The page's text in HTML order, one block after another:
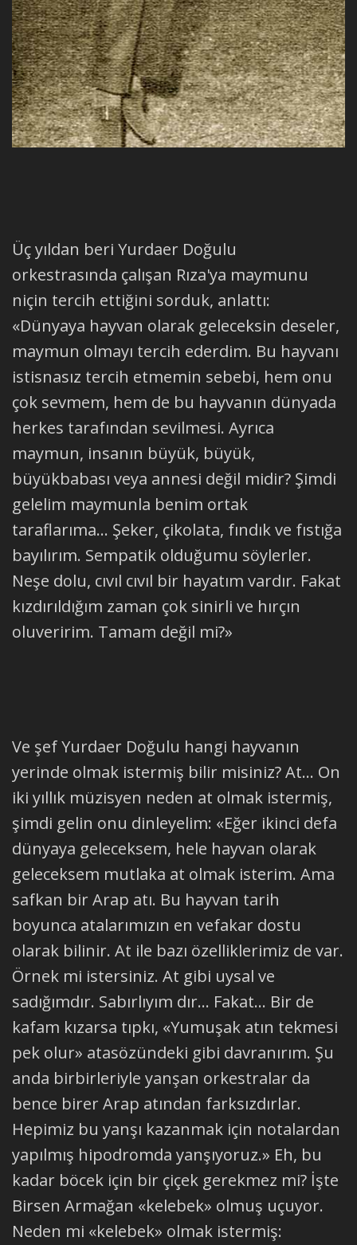
Üç yıldan beri Yurdaer Doğulu
orkestrasında çalışan Rıza'ya maymunu
niçin tercih ettiğini sorduk, anlattı:
«Dünyaya hayvan olarak geleceksin deseler,
maymun olmayı tercih ederdim. Bu hayvanı
istisnasız tercih etmemin sebebi, hem onu
çok sevmem, hem de bu hayvanın dünyada
herkes tarafından sevilmesi. Ayrıca
maymun, insanın büyük, büyük,
büyükbabası veya annesi değil midir? Şimdi
gelelim maymunla benim ortak
taraflarıma... Şeker, çikolata, fındık ve fıstığa
bayılırım. Sempatik olduğumu söylerler.
Neşe dolu, cıvıl cıvıl bir hayatım vardır. Fakat
kızdırıldığım zaman çok sinirli ve hırçın
oluveririm. Tamam değil mi?»
Ve şef Yurdaer Doğulu hangi hayvanın
yerinde olmak istermiş bilir misiniz? At... On
iki yıllık müzisyen neden at olmak istermiş,
şimdi gelin onu dinleyelim: «Eğer ikinci defa
dünyaya geleceksem, hele hayvan olarak
geleceksem mutlaka at olmak isterim. Ama
safkan bir Arap atı. Bu hayvan tarih
boyunca atalarımızın en vefakar dostu
olarak bilinir. At ile bazı özelliklerimiz de var.
Örnek mi istersiniz. At gibi uysal ve
sadığımdır. Sabırlıyım dır... Fakat... Bir de
kafam kızarsa tıpkı, «Yumuşak atın tekmesi
pek olur» atasözündeki gibi davranırım. Şu
anda birbirleriyle yanşan orkestralar da
bence birer Arap atından farksızdırlar.
Hepimiz bu yanşı kazanmak için notalardan
yapılmış hipodromda yanşıyoruz.» Eh, bu
kadar böcek için bir çiçek gerekmez mi? İşte
Birsen Armağan «kelebek» olmuş uçuyor.
Neden mi «kelebek» olmak istermiş: